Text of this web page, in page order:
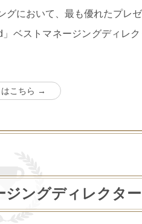
において、最も優れたプレ
ベストマネージングディレ
はこちら →
ジングディレクター